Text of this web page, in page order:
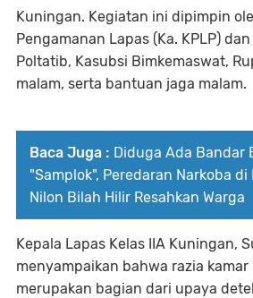
Kuningan. Kegiatan ini dipimpin
Pengamanan Lapas (Ka. KPLP)
Poltatib, Kasubsi Bimkemaswat,
malam, serta bantuan jaga malam.
Baca Juga : Diduga Ada Bandar
"Samplok", Peredaran Narkoba
Nilon Bilah Hilir Resahkan Warga
Kepala Lapas Kelas IIA Kuningan,
menyampaikan bahwa razia
merupakan bagian dari upaya